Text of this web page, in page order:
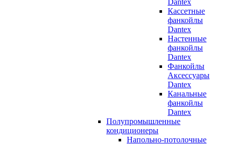
Кассетные
фанкойлы
Dantex
Настенные
фанкойлы
Dantex
Фанкойлы
Аксессуары
Dantex
Канальные
фанкойлы
Dantex
Полупромышленные
кондиционеры
Напольно-потолочные